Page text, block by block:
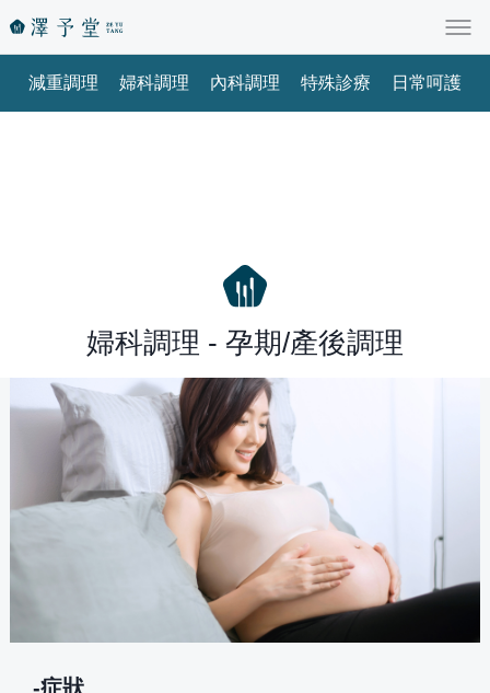
減重調理 婦科調理 內科調理 特殊診療 日常呵護
婦科調理 - 孕期/產後調理
-症狀